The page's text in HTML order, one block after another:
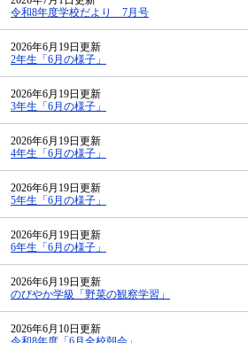
令和8年度学校だより 7月号
2026年6月19日更新
2年生「6月の様子」
2026年6月19日更新
3年生「6月の様子」
2026年6月19日更新
4年生「6月の様子」
2026年6月19日更新
5年生「6月の様子」
2026年6月19日更新
6年生「6月の様子」
2026年6月19日更新
のびやか学級「野菜の観察学習」
2026年6月10日更新